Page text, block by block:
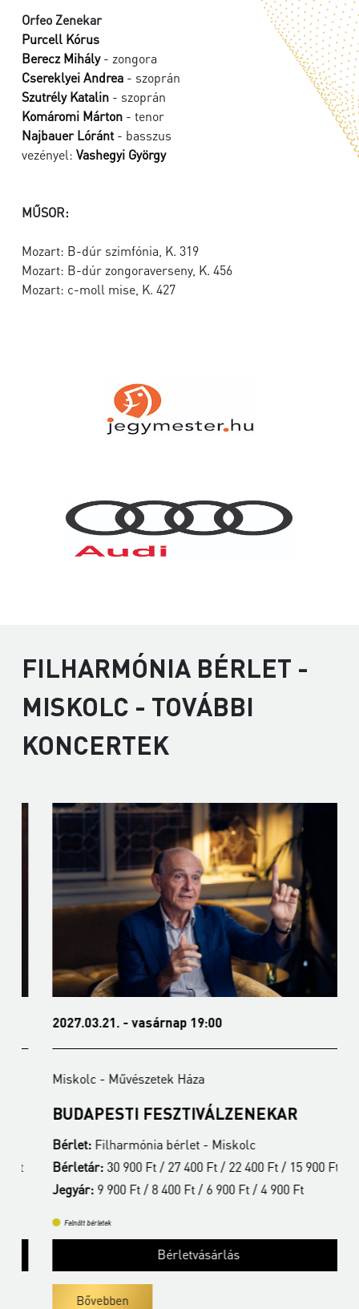
Orfeo Zenekar
Purcell Kórus
Berecz Mihály- zongora
Csereklyei Andrea - szoprán
Szutrély Katalin - szoprán
Komáromi Márton - tenor
Najbauer Lóránt - basszus
vezényel: Vashegyi György
MŰSOR:
Mozart: B-dúr szimfónia, K. 319
Mozart: B-dúr zongoraverseny, K. 456
Mozart: c-moll mise, K. 427
FILHARMÓNIA BÉRLET -
MISKOLC - TOVÁBBI
KONCERTEK
2027.03.21. - vasárnap 19:00
Miskolc - Művészetek Háza
BUDAPESTI FESZTIVÁLZENEKAR
Bérlet:Filharmónia bérlet - Miskolc
Bérletár:30 900 Ft / 27 400 Ft / 22 400 Ft / 15 900 Ft
Jegyár:9 900 Ft / 8 400 Ft / 6 900 Ft / 4 900 Ft
Felnőtt bérletek
Bérletvásárlás
Bővebben